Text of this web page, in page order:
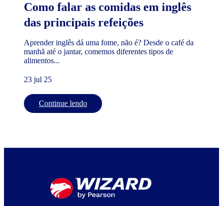
Como falar as comidas em inglês
das principais refeições
Aprender inglês dá uma fome, não é? Desde o café da
manhã até o jantar, comemos diferentes tipos de
alimentos...
23 jul 25
Continue lendo